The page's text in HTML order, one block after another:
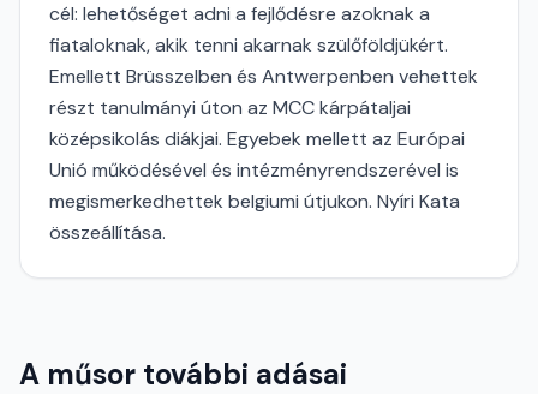
cél: lehetőséget adni a fejlődésre azoknak a
fiataloknak, akik tenni akarnak szülőföldjükért.
Emellett Brüsszelben és Antwerpenben vehettek
részt tanulmányi úton az MCC kárpátaljai
középsikolás diákjai. Egyebek mellett az Európai
Unió működésével és intézményrendszerével is
megismerkedhettek belgiumi útjukon. Nyíri Kata
összeállítása.
A műsor további adásai